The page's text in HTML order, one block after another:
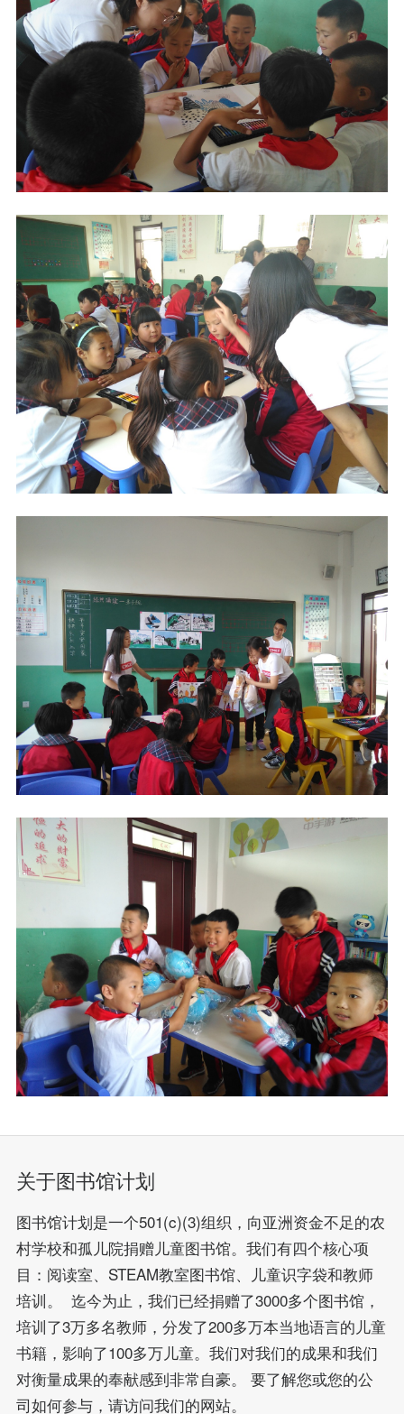
关于图书馆计划
图书馆计划是一个501(c)(3)组织，向亚洲资金不足的农
村学校和孤儿院捐赠儿童图书馆。我们有四个核心项
目：阅读室、STEAM教室图书馆、儿童识字袋和教师
培训。 迄今为止，我们已经捐赠了3000多个图书馆，
培训了3万多名教师，分发了200多万本当地语言的儿童
书籍，影响了100多万儿童。我们对我们的成果和我们
对衡量成果的奉献感到非常自豪。 要了解您或您的公
司如何参与，请访问我们的网站。